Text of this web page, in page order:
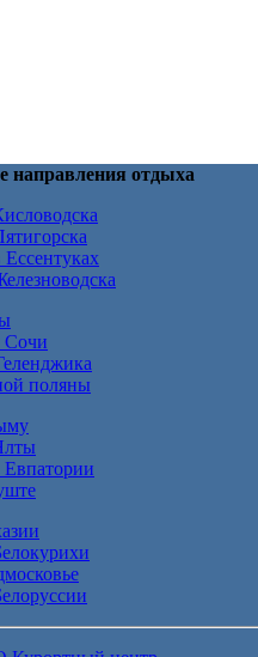
направления отдыха
Сочи
поляны